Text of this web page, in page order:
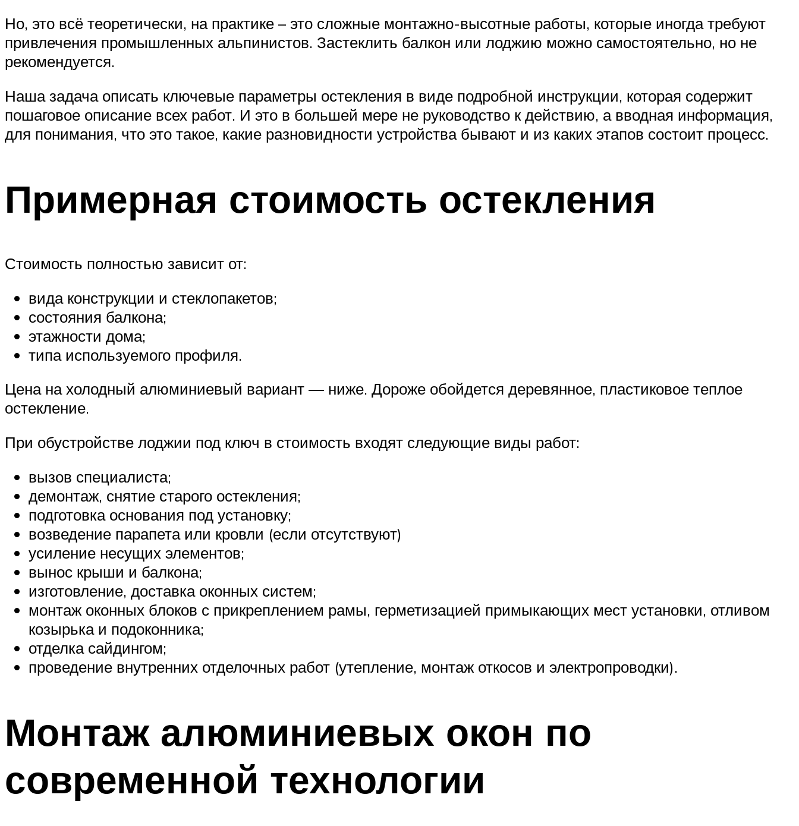
Но, это всё теоретически, на практике – это сложные монтажно-высотные работы, которые иногда требуют
привлечения промышленных альпинистов. Застеклить балкон или лоджию можно самостоятельно, но не
рекомендуется.
Наша задача описать ключевые параметры остекления в виде подробной инструкции, которая содержит
пошаговое описание всех работ. И это в большей мере не руководство к действию, а вводная информация,
для понимания, что это такое, какие разновидности устройства бывают и из каких этапов состоит процесс.
Примерная стоимость остекления
Стоимость полностью зависит от:
вида конструкции и стеклопакетов;
состояния балкона;
этажности дома;
типа используемого профиля.
Цена на холодный алюминиевый вариант — ниже. Дороже обойдется деревянное, пластиковое теплое
остекление.
При обустройстве лоджии под ключ в стоимость входят следующие виды работ:
вызов специалиста;
демонтаж, снятие старого остекления;
подготовка основания под установку;
возведение парапета или кровли (если отсутствуют)
усиление несущих элементов;
вынос крыши и балкона;
изготовление, доставка оконных систем;
монтаж оконных блоков с прикреплением рамы, герметизацией примыкающих мест установки, отливом
козырька и подоконника;
отделка сайдингом;
проведение внутренних отделочных работ (утепление, монтаж откосов и электропроводки).
Монтаж алюминиевых окон по
современной технологии